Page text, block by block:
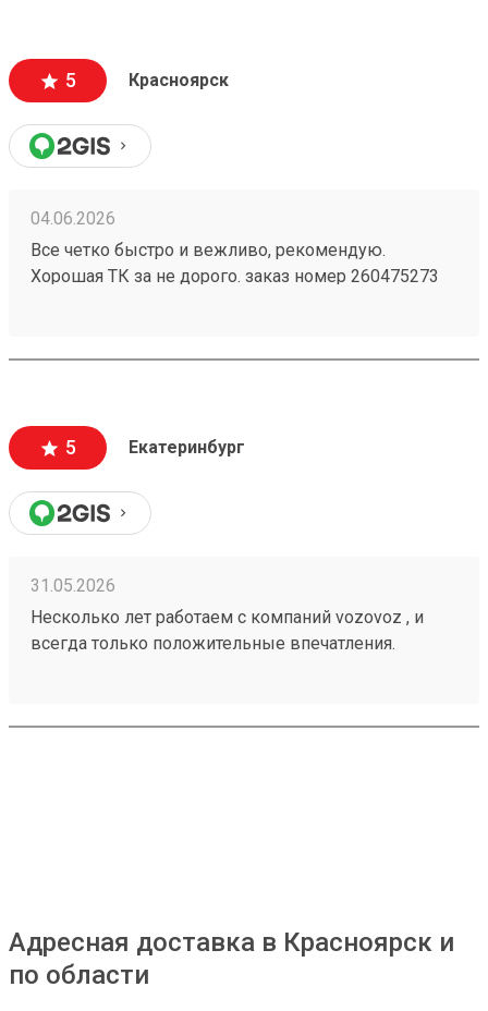
5 Красноярск
04.06.2026
Все четко быстро и вежливо, рекомендую.
Хорошая ТК за не дорого. заказ номер 260475273
5 Екатеринбург
31.05.2026
Несколько лет работаем с компаний vozovoz , и
всегда только положительные впечатления.
можно посмотреть всю интересующую
Адресная доставка в Красноярск и
по области